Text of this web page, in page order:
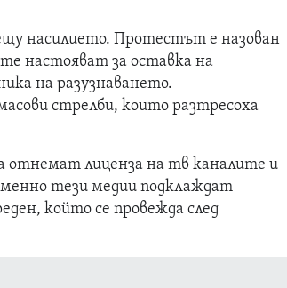
насилието. Протестът е назован
настояват за оставка на
на разузнаването.
стрелби, които разтресоха
лиценза на тв каналите и
тези медии подклаждат
който се провежда след